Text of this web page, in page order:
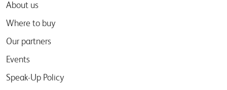
About us
Where to buy
Our partners
Events
Speak-Up Policy